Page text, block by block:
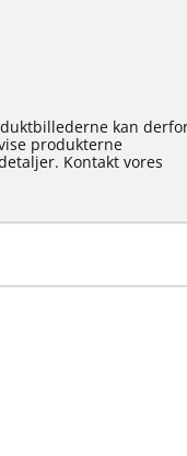
kan
produkterne
Kontakt vores